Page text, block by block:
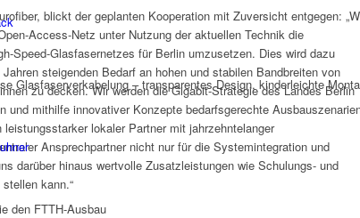
Glasfaserverkabelung – transparentes Design, kinderleichte
den FTTH-Ausbau
blickt der geplanten Kooperation mit Zuversicht entgegen:
Access-Netz unter Nutzung der aktuellen Technik die
Speed-Glasfasernetzes für Berlin umzusetzen. Dies wird dazu
steigenden Bedarf an hohen und stabilen Bandbreiten von
zu decken. Wir werden die Gigabit-Strategie des Landes Berlin
und mithilfe innovativer Konzepte bedarfsgerechte
lokaler Partner mit jahrzehntelanger
Ansprechpartner nicht nur für die Systemintegration und
darüber hinaus wertvolle Zusatzleistungen wie Schulungs- und
kann.“